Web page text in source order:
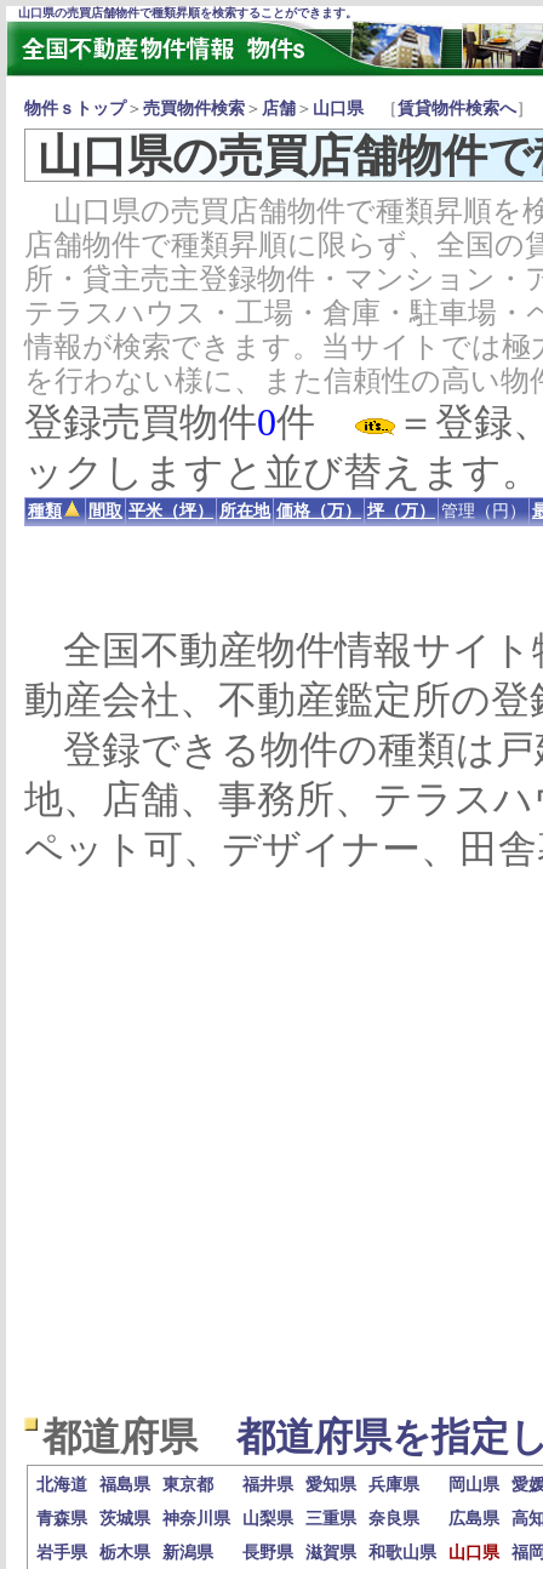
山口県の売買店舗物件で種類昇順を検索することができます。
物件ｓトップ＞ 売買物件検索 ＞ 店舗 ＞ 山口県［賃貸物件検索へ］
山口県の売買店舗物件
山口県の売買店舗物件で種類昇順を
店舗物件で種類昇順に限らず、全国の
所・貸主売主登録物件・マンション・
テラスハウス・工場・倉庫・駐車場
情報が検索できます。当サイトでは
を行わない様に、また信頼性の高い
登録売買物件0件
＝登録
ックしますと並び替えます。
種類 間取 平米（坪） 所在地 価格（万） 坪（万） 管理（円）
全国不動産物件情報サイト
動産会社、不動産鑑定所の
登録できる物件の種類は
地、店舗、事務所、テラス
ペット可、デザイナー、田
都道府県 都道府県を指定
北海道 福島県 東京都 福井県 愛知県 兵庫県 岡山県
愛
青森県
茨城県 神奈川県 山梨県 三重県 奈良県 広島県
高
岩手県
栃木県 新潟県 長野県 滋賀県 和歌山県 山口県
福